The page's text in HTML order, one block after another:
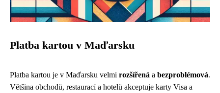
Platba kartou v Maďarsku
Platba kartou je v Maďarsku velmi rozšířená a bezproblémová.
Většina obchodů, restaurací a hotelů akceptuje karty Visa a